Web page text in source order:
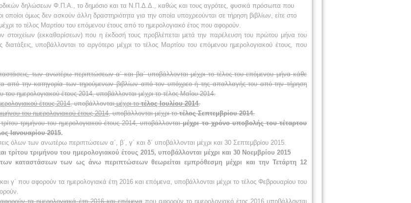
δηλώσεων Φ.Π.Α., το δημόσιο και τα Ν.Π.Δ.Δ., καθώς και τους αγρότες, φυσικά πρόσωπα που
όμως δεν ασκούν άλλη δραστηριότητα για την οποία υποχρεούνται σε τήρηση βιβλίων, είτε στο
το τέλος Μαρτίου του επόμενου έτους από το ημερολογιακό έτος που αφορούν.
στοιχείων (εκκαθαρίσεων) που η έκδοσή τους προβλέπεται μετά την παρέλευση του πρώτου μήνα του
υποβάλλονται το αργότερο μέχρι το τέλος Μαρτίου του επόμενου ημερολογιακού έτους, που
των ανωτέρω περιπτώσεων α΄ και βα΄ υποβάλλονται μέχρι το τέλος του επόμενου μήνα κάθε
από την κατηγορία των τηρούμενων βιβλίων από τον υπόχρεο ή της απαλλαγής του από την τήρηση
του ημερολογιακού έτους 2014, υποβάλλονται μέχρι το τέλος Μαΐου 2014.
έτους 2014, υποβάλλονταιμέχρι τοτέλος Ιουλίου 2014.
του ημερολογιακού έτους 2014, υποβάλλονται μέχρι τοτέλος Σεπτεμβρίου 2014.
τριμήνου του ημερολογιακού έτους 2014, υποβάλλονταιμέχρι το χρόνο υποβολής του τέταρτου
Ιανουαρίου 2015.
όλων των ανωτέρω περιπτώσεων α΄, β΄, γ΄ και δ΄ υποβάλλονται μέχρι και 30 Σεπτεμβρίου 2015.
τρίτου τριμήνου του ημερολογιακού έτους 2015, υποβάλλονται μέχρι και 30 Νοεμβρίου 2015
καταστάσεων των ως άνω περιπτώσεων θεωρείται εμπρόθεσμη μέχρι και την Τετάρτη 12
γ΄ που αφορούν τα ημερολογιακά έτη 2016 και επόμενα, υποβάλλονται μέχρι το τέλος Φεβρουαρίου του
τα ημερολογιακά έτη 2016 και επόμεναπου αφορούν το ημερολογιακό έτος 2016 υποβάλλονται